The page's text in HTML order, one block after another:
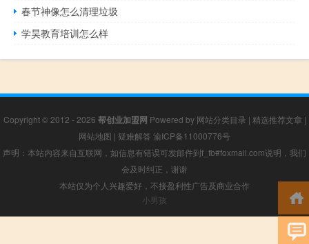
春节神像怎么清理垃圾
学昊教育培训怎么样
Copyright © 2012 - 2026 帮创业加盟网 Powered by 网站分类目录 | 精选推荐文章 |
网站地图 | 疑难解答 渝ICP备11000776号
声明：本站内容来自互联网，如信息有错误可发邮件到f_fb#foxmail.com说明，我们
会及时纠正，谢谢
本站仅为个人兴趣爱好，不接盈利性广告及商业合作
小男孩